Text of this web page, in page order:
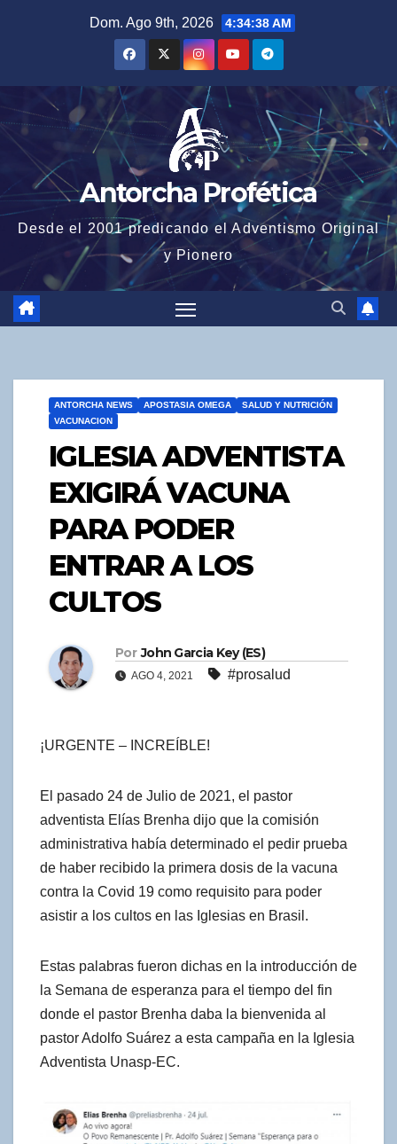
Dom. Ago 9th, 2026 4:34:39 AM
Antorcha Profética
Desde el 2001 predicando el Adventismo Original
y Pionero
ANTORCHA NEWS APOSTASIA OMEGA
SALUD Y NUTRICIÓN
VACUNACION
IGLESIA ADVENTISTA
EXIGIRÁ VACUNA
PARA PODER
ENTRAR A LOS
CULTOS
Por John Garcia Key (ES)
AGO 4, 2021 #prosalud
¡URGENTE – INCREÍBLE!
El pasado 24 de Julio de 2021, el pastor
adventista Elías Brenha dijo que la comisión
administrativa había determinado el pedir prueba
de haber recibido la primera dosis de la vacuna
contra la Covid 19 como requisito para poder
asistir a los cultos en las Iglesias en Brasil.
Estas palabras fueron dichas en la introducción de
la Semana de esperanza para el tiempo del fin
donde el pastor Brenha daba la bienvenida al
pastor Adolfo Suárez a esta campaña en la Iglesia
Adventista Unasp-EC.